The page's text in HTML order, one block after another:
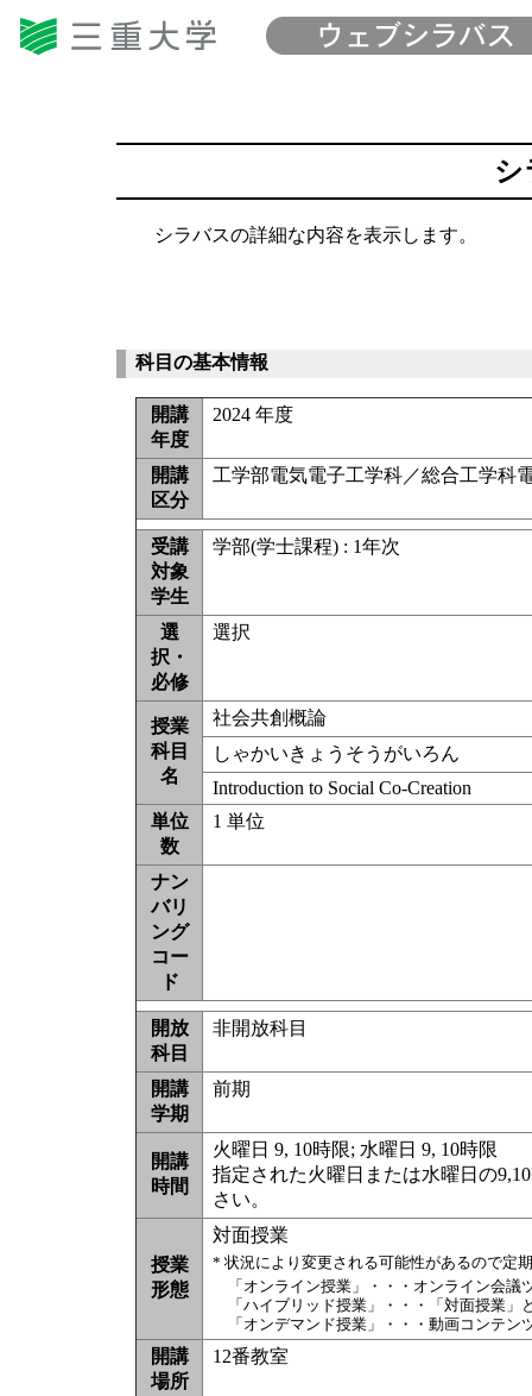
シ
シラバスの詳細な内容を表示します。
科目の基本情報
開講
年度
2024 年度
開講
区分
工学部電気電子工学科／総合工学科
受講
対象
学生
学部(学士課程) : 1年次
選
択・
必修
選択
授業
科目
名
社会共創概論
しゃかいきょうそうがいろん
Introduction to Social Co-Creation
単位
数
1 単位
ナン
バリ
ング
コー
ド
開放
科目
非開放科目
開講
学期
前期
開講
時間
火曜日 9, 10時限; 水曜日 9, 10時限
指定された火曜日または水曜日の
さい。
授業
形態
対面授業
* 状況により変更される可能性があるので定
「オンライン授業」・・・オンライン会
「ハイブリッド授業」・・・「対面授業
「オンデマンド授業」・・・動画コンテ
開講
場所
12番教室